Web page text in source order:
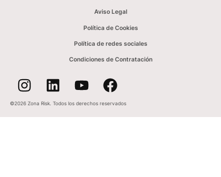
©2026 Zona Risk. Todos los derechos reservados
Aviso Legal
Política de Cookies
Política de redes sociales
Condiciones de Contratación